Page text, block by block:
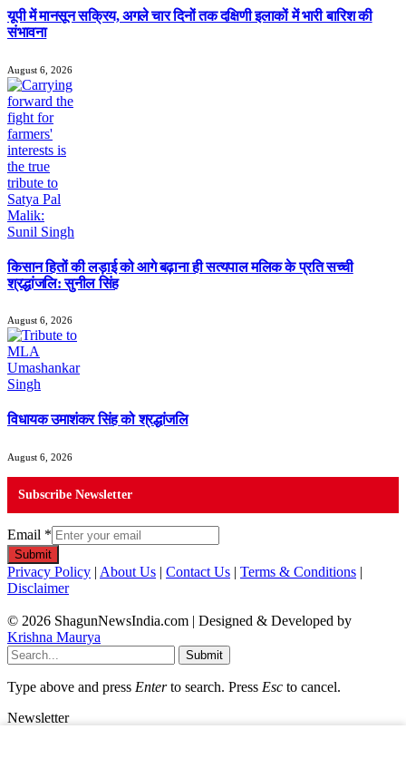
यूपी में मानसून सक्रिय, अगले चार दिनों तक दक्षिणी इलाकों में भारी बारिश की
संभावना
August 6, 2026
किसान हितों की लड़ाई को आगे बढ़ाना ही सत्यपाल मलिक के प्रति सच्ची
श्रद्धांजलि: सुनील सिंह
August 6, 2026
विधायक उमाशंकर सिंह को श्रद्धांजलि
August 6, 2026
Subscribe Newsletter
Email *
Submit
Privacy Policy | About Us | Contact Us | Terms & Conditions |
Disclaimer
© 2026 ShagunNewsIndia.com | Designed & Developed by
Krishna Maurya
Submit
Type above and press Enterto search. Press Esc to cancel.
Newsletter